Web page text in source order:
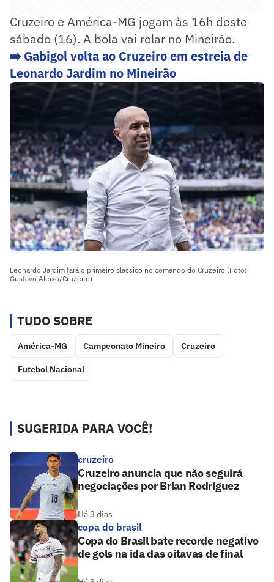
Cruzeiro e América-MG jogam às 16h deste
sábado (16). A bola vai rolar no Mineirão.
➡️ Gabigol volta ao Cruzeiro em estreia de
Leonardo Jardim no Mineirão
Leonardo Jardim fará o primeiro clássico no comando do Cruzeiro (Foto:
Gustavo Aleixo/Cruzeiro)
TUDO SOBRE
América-MG Campeonato Mineiro Cruzeiro
Futebol Nacional
SUGERIDA PARA VOCÊ!
cruzeiro
Cruzeiro anuncia que não seguirá
negociações por Brian Rodríguez
Há 3 dias
copa do brasil
Copa do Brasil bate recorde negativo
de gols na ida das oitavas de final